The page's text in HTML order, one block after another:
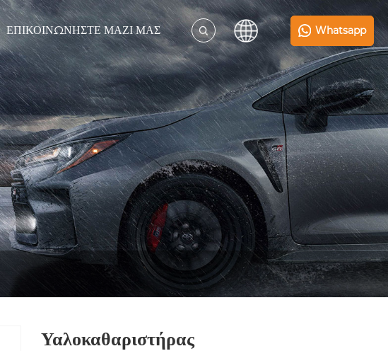
ΕΠΙΚΟΙΝΩΝΉΣΤΕ ΜΑΖΊ ΜΑΣ Whatsapp
Υαλοκαθαριστήρας